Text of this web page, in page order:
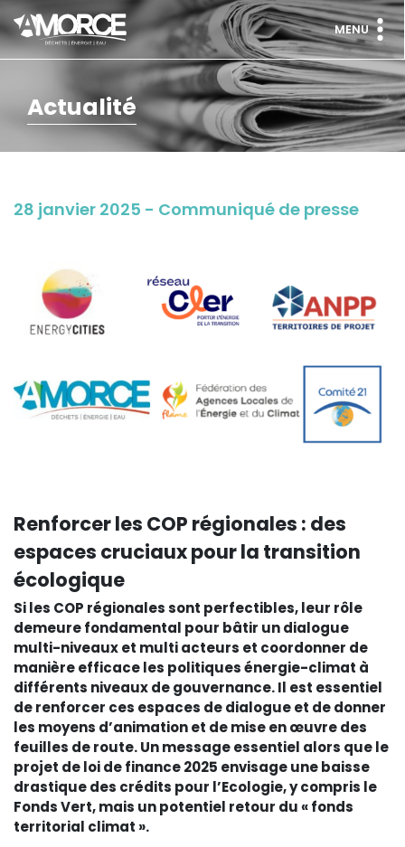
MENU
Actualité
28 janvier 2025 - Communiqué de presse
Renforcer les COP régionales : des
espaces cruciaux pour la transition
écologique
Si les COP régionales sont perfectibles, leur rôle
demeure fondamental pour bâtir un dialogue
multi-niveaux et multi acteurs et coordonner de
manière efficace les politiques énergie-climat à
différents niveaux de gouvernance. Il est essentiel
de renforcer ces espaces de dialogue et de donner
les moyens d’animation et de mise en œuvre des
feuilles de route. Un message essentiel alors que le
projet de loi de finance 2025 envisage une baisse
drastique des crédits pour l’Ecologie, y compris le
Fonds Vert, mais un potentiel retour du « fonds
territorial climat ».